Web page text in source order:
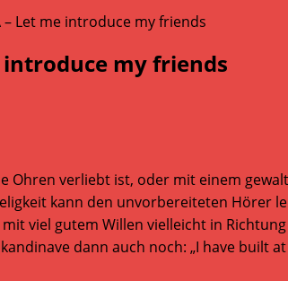
introduce my friends
Ohren verliebt ist, oder mit einem
kann den unvorbereiteten
viel gutem Willen vielleicht in
dann auch noch: „I have